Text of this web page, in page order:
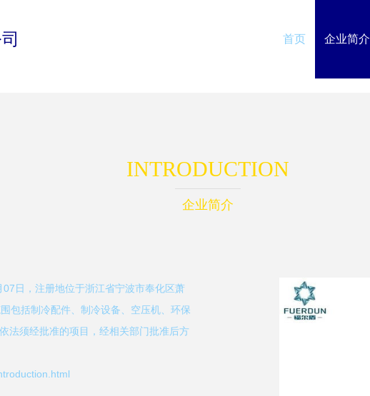
首页 企业简介
INTRODUCTION
企业简介
日，注册地位于浙江省宁波市奉化区萧
包括制冷配件、制冷设备、空压机、环保
法须经批准的项目，经相关部门批准后方